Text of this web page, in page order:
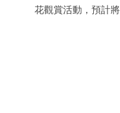
花觀賞活動，預計